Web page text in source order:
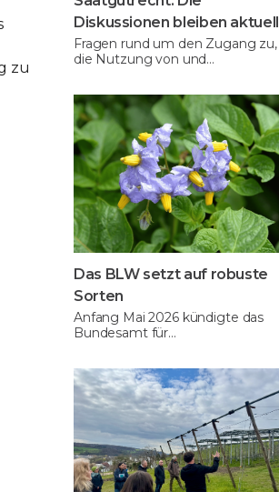
zu
Diskussionen bleiben aktuell
Fragen rund um den Zugang zu,
die Nutzung von und…
Das BLW setzt auf robuste
Sorten
Anfang Mai 2026 kündigte das
Bundesamt für…